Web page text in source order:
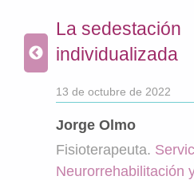
La sedestación
individualizada
13 de octubre de 2022
Jorge Olmo
Fisioterapeuta.
Neurorrehabilitación